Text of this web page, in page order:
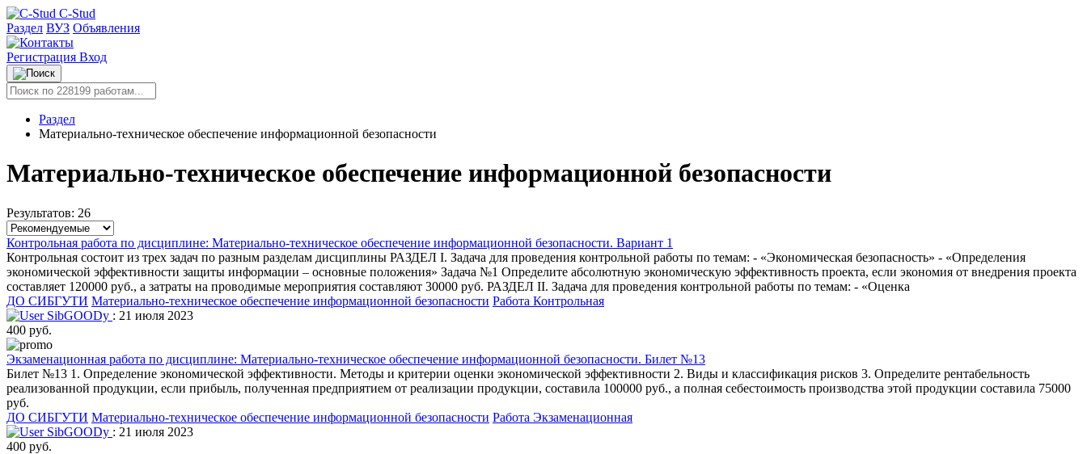
C-Stud
Раздел ВУЗ Объявления
Регистрация Вход
Раздел
Материально-техническое обеспечение информационной безопасности
Материально-техническое обеспечение информационной безопасности
Результатов: 26
Контрольная работа по дисциплине: Материально-техническое обеспечение информационной безопасности. Вариант 1
Контрольная состоит из трех задач по разным разделам дисциплины РАЗДЕЛ I. Задача для проведения контрольной работы по темам: - «Экономическая безопасность» - «Определения
экономической эффективности защиты информации – основные положения» Задача №1 Определите абсолютную экономическую эффективность проекта, если экономия от внедрения проекта
составляет 120000 руб., а затраты на проводимые мероприятия составляют 30000 руб. РАЗДЕЛ II. Задача для проведения контрольной работы по темам: - «Оценка
ДО СИБГУТИ Материально-техническое обеспечение информационной безопасности Работа Контрольная
SibGOODy : 21 июля 2023
400 руб.
Экзаменационная работа по дисциплине: Материально-техническое обеспечение информационной безопасности. Билет №13
Билет №13 1. Определение экономической эффективности. Методы и критерии оценки экономической эффективности 2. Виды и классификация рисков 3. Определите рентабельность
реализованной продукции, если прибыль, полученная предприятием от реализации продукции, составила 100000 руб., а полная себестоимость производства этой продукции составила 75000
руб.
ДО СИБГУТИ Материально-техническое обеспечение информационной безопасности Работа Экзаменационная
SibGOODy : 21 июля 2023
400 руб.